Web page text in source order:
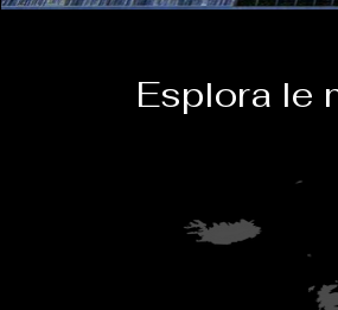
Esplora le